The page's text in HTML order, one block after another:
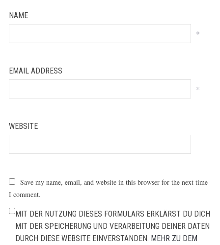
NAME
*
EMAIL ADDRESS
*
WEBSITE
Save my name, email, and website in this browser for the next time
I comment.
MIT DER NUTZUNG DIESES FORMULARS ERKLÄRST DU DICH
MIT DER SPEICHERUNG UND VERARBEITUNG DEINER DATEN
DURCH DIESE WEBSITE EINVERSTANDEN. MEHR ZU DEM